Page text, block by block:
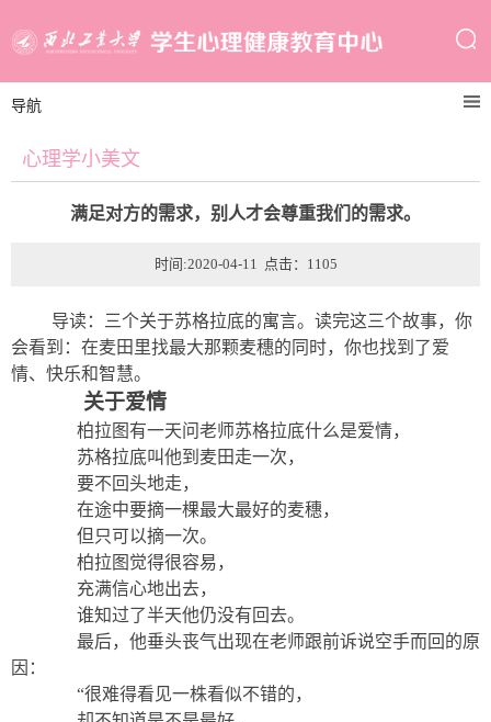
导航
心理学小美文
满足对方的需求，别人才会尊重我们的需求。
时间:2020-04-11 点击： 1105
导读：三个关于苏格拉底的寓言。读完这三个故事，你
会看到：在麦田里找最大那颗麦穗的同时，你也找到了爱
情、快乐和智慧。
关于爱情
柏拉图有一天问老师苏格拉底什么是爱情，
苏格拉底叫他到麦田走一次，
要不回头地走，
在途中要摘一棵最大最好的麦穗，
但只可以摘一次。
柏拉图觉得很容易，
充满信心地出去，
谁知过了半天他仍没有回去。
最后，他垂头丧气出现在老师跟前诉说空手而回的原
因：
“很难得看见一株看似不错的，